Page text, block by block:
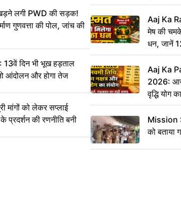
लगी PWD की सड़क!
गुणवत्ता की पोल, जांच की
13वें दिन भी भूख हड़ताल
आंदोलन और होगा तेज
को लेकर सप्लाई
की रणनीति बनी
CCTV में
Aaj Ka
मेष की
धन, जानें
Aaj Ka
2026: आज
वृद्धि योग
का सही
Mission
को बताया